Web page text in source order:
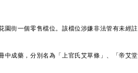
街一個零售檔位。該檔位涉嫌非法管有未經註
成藥，分別名為「上官氏艾草條」、「帝艾堂